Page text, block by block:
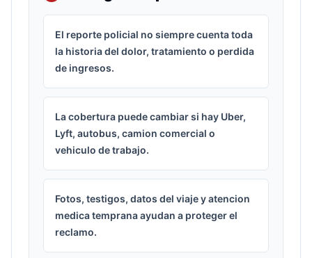
El reporte policial no siempre cuenta toda
la historia del dolor, tratamiento o perdida
de ingresos.
La cobertura puede cambiar si hay Uber,
Lyft, autobus, camion comercial o
vehiculo de trabajo.
Fotos, testigos, datos del viaje y atencion
medica temprana ayudan a proteger el
reclamo.